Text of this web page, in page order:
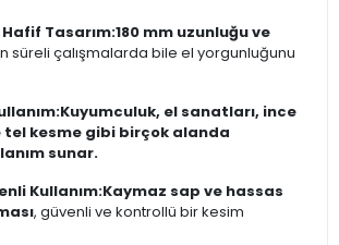
Tasarım:180 mm uzunluğu ve
süreli çalışmalarda bile el yorgunluğunu
Kuyumculuk, el sanatları, ince
tel kesme gibi birçok alanda
sunar.
Kullanım:Kaymaz sap ve hassas
, güvenli ve kontrollü bir kesim